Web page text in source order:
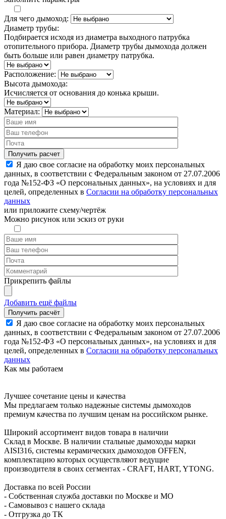
Для чего дымоход:
Диаметр трубы:
Подбирается исходя из диаметра выходного патрубка
отопительного прибора. Диаметр трубы дымохода должен
быть больше или равен диаметру патрубка.
Расположение:
Высота дымохода:
Исчисляется от основания до конька крыши.
Материал:
Я даю свое согласие на обработку моих персональных
данных, в соответствии с Федеральным законом от 27.07.2006
года №152-ФЗ «О персональных данных», на условиях и для
целей, определенных в Согласии на обработку персональных
данных
или приложите схему/чертёж
Можно рисунок или эскиз от руки
Прикрепить файлы
Добавить ещё файлы
Я даю свое согласие на обработку моих персональных
данных, в соответствии с Федеральным законом от 27.07.2006
года №152-ФЗ «О персональных данных», на условиях и для
целей, определенных в Согласии на обработку персональных
данных
Как мы работаем
Лучшее сочетание цены и качества
Мы предлагаем только надежные системы дымоходов
премиум качества по лучшим ценам на российском рынке.
Широкий ассортимент видов товара в наличии
Склад в Москве. В наличии стальные дымоходы марки
AISI316, системы керамических дымоходов OFFEN,
комплектацию которых осуществляют ведущие
производителя в своих сегментах - CRAFT, HART, YTONG.
Доставка по всей России
- Собственная служба доставки по Москве и МО
- Самовывоз с нашего склада
- Отгрузка до ТК